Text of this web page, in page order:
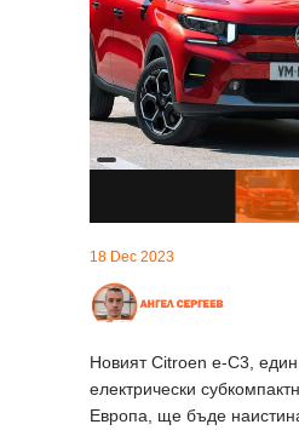
18 Dec 2023
Новият Citroen e-C3,
електрически
Европа, ще бъде